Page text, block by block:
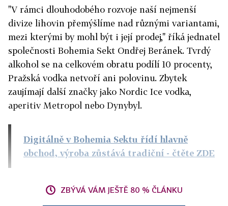
"V rámci dlouhodobého rozvoje naší nejmenší
divize lihovin přemýšlíme nad různými variantami,
mezi kterými by mohl být i její prodej," říká jednatel
společnosti Bohemia Sekt Ondřej Beránek. Tvrdý
alkohol se na celkovém obratu podílí 10 procenty,
Pražská vodka netvoří ani polovinu. Zbytek
zaujímají další značky jako Nordic Ice vodka,
aperitiv Metropol nebo Dynybyl.
Digitálně v Bohemia Sektu řídí hlavně
obchod, výroba zůstává tradiční - čtěte ZDE
ZBÝVÁ VÁM JEŠTĚ 80 % ČLÁNKU